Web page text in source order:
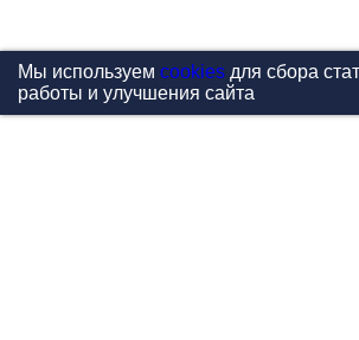
Мы используем cookiesдля сбора
работы и улучшения сайта